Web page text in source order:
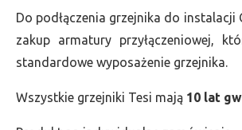
Do podłączenia grzejnika do instalacji
zakup armatury przyłączeniowej,
standardowe wyposażenie grzejnika.
Wszystkie grzejniki Tesi mają 10 lat